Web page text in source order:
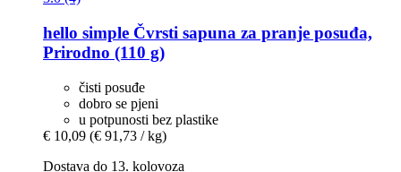
hello simple Čvrsti sapuna za pranje posuđa,
Prirodno (110 g)
čisti posuđe
dobro se pjeni
u potpunosti bez plastike
€ 10,09 (€ 91,73 / kg)
Dostava do 13. kolovoza